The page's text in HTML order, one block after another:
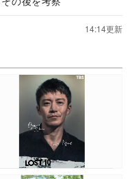
14:14更新